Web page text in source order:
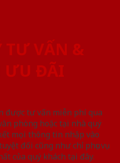
TƯ VẤN &
ƯU ĐÃI
được tư vấn miễn phí qua
phòng hoặc tại nhà quý
mọi thông tin nhập vào
đối cũng như chỉ phục vụ
của quý khách tại đây.